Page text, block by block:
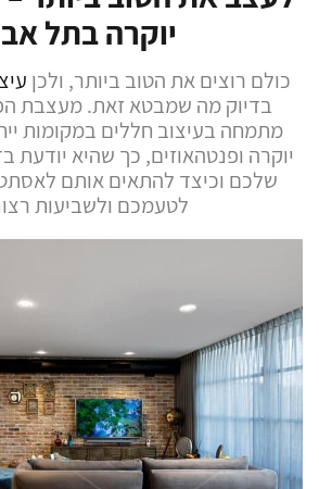
יוקרה בתל
כולם רוצים את הטוב ביותר, ולכן
בדיוק מה שמבטא זאת. מעצבת
מתמחה בעיצוב חללים במקומות
יוקרה ופנטהאוזים, כך שהיא יודעת
שלכם וכיצד להתאים אותם
לטעמכם ולשביעות